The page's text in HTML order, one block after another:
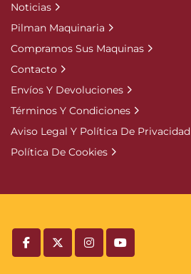
facebooktwitterinstagramyoutube
Noticias
Pilman Maquinaria
Compramos Sus Maquinas
Contacto
Envíos Y Devoluciones
Términos Y Condiciones
Aviso Legal Y Política De Privacidad
Política De Cookies